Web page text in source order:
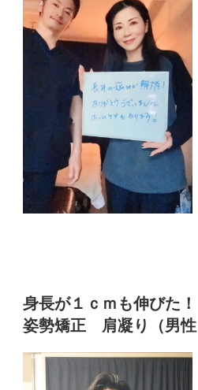
身長が１ｃｍも伸びた！
姿勢矯正 肩凝り（男